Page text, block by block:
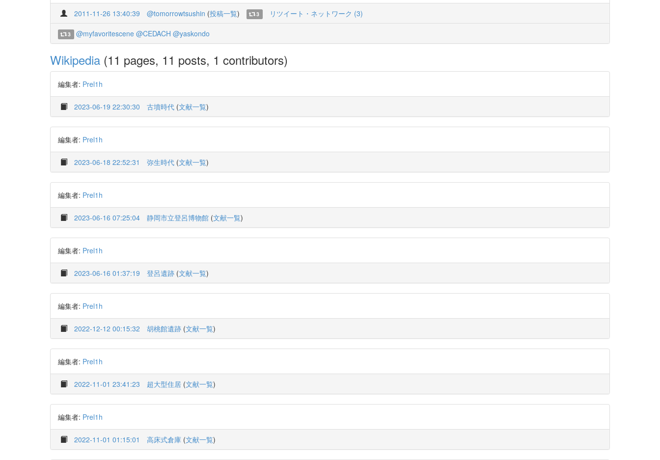
2011-11-26 13:40:39 @tomorrowtsushin (投稿一覧) 3 リツイート・ネットワーク (3)
3 @myfavoritescene @CEDACH @yaskondo
Wikipedia (11 pages, 11 posts, 1 contributors)
編集者: Prel1h
2023-06-19 22:30:30 古墳時代 (文献一覧)
編集者: Prel1h
2023-06-18 22:52:31 弥生時代 (文献一覧)
編集者: Prel1h
2023-06-16 07:25:04 静岡市立登呂博物館 (文献一覧)
編集者: Prel1h
2023-06-16 01:37:19 登呂遺跡 (文献一覧)
編集者: Prel1h
2022-12-12 00:15:32 胡桃館遺跡 (文献一覧)
編集者: Prel1h
2022-11-01 23:41:23 超大型住居 (文献一覧)
編集者: Prel1h
2022-11-01 01:15:01 高床式倉庫 (文献一覧)